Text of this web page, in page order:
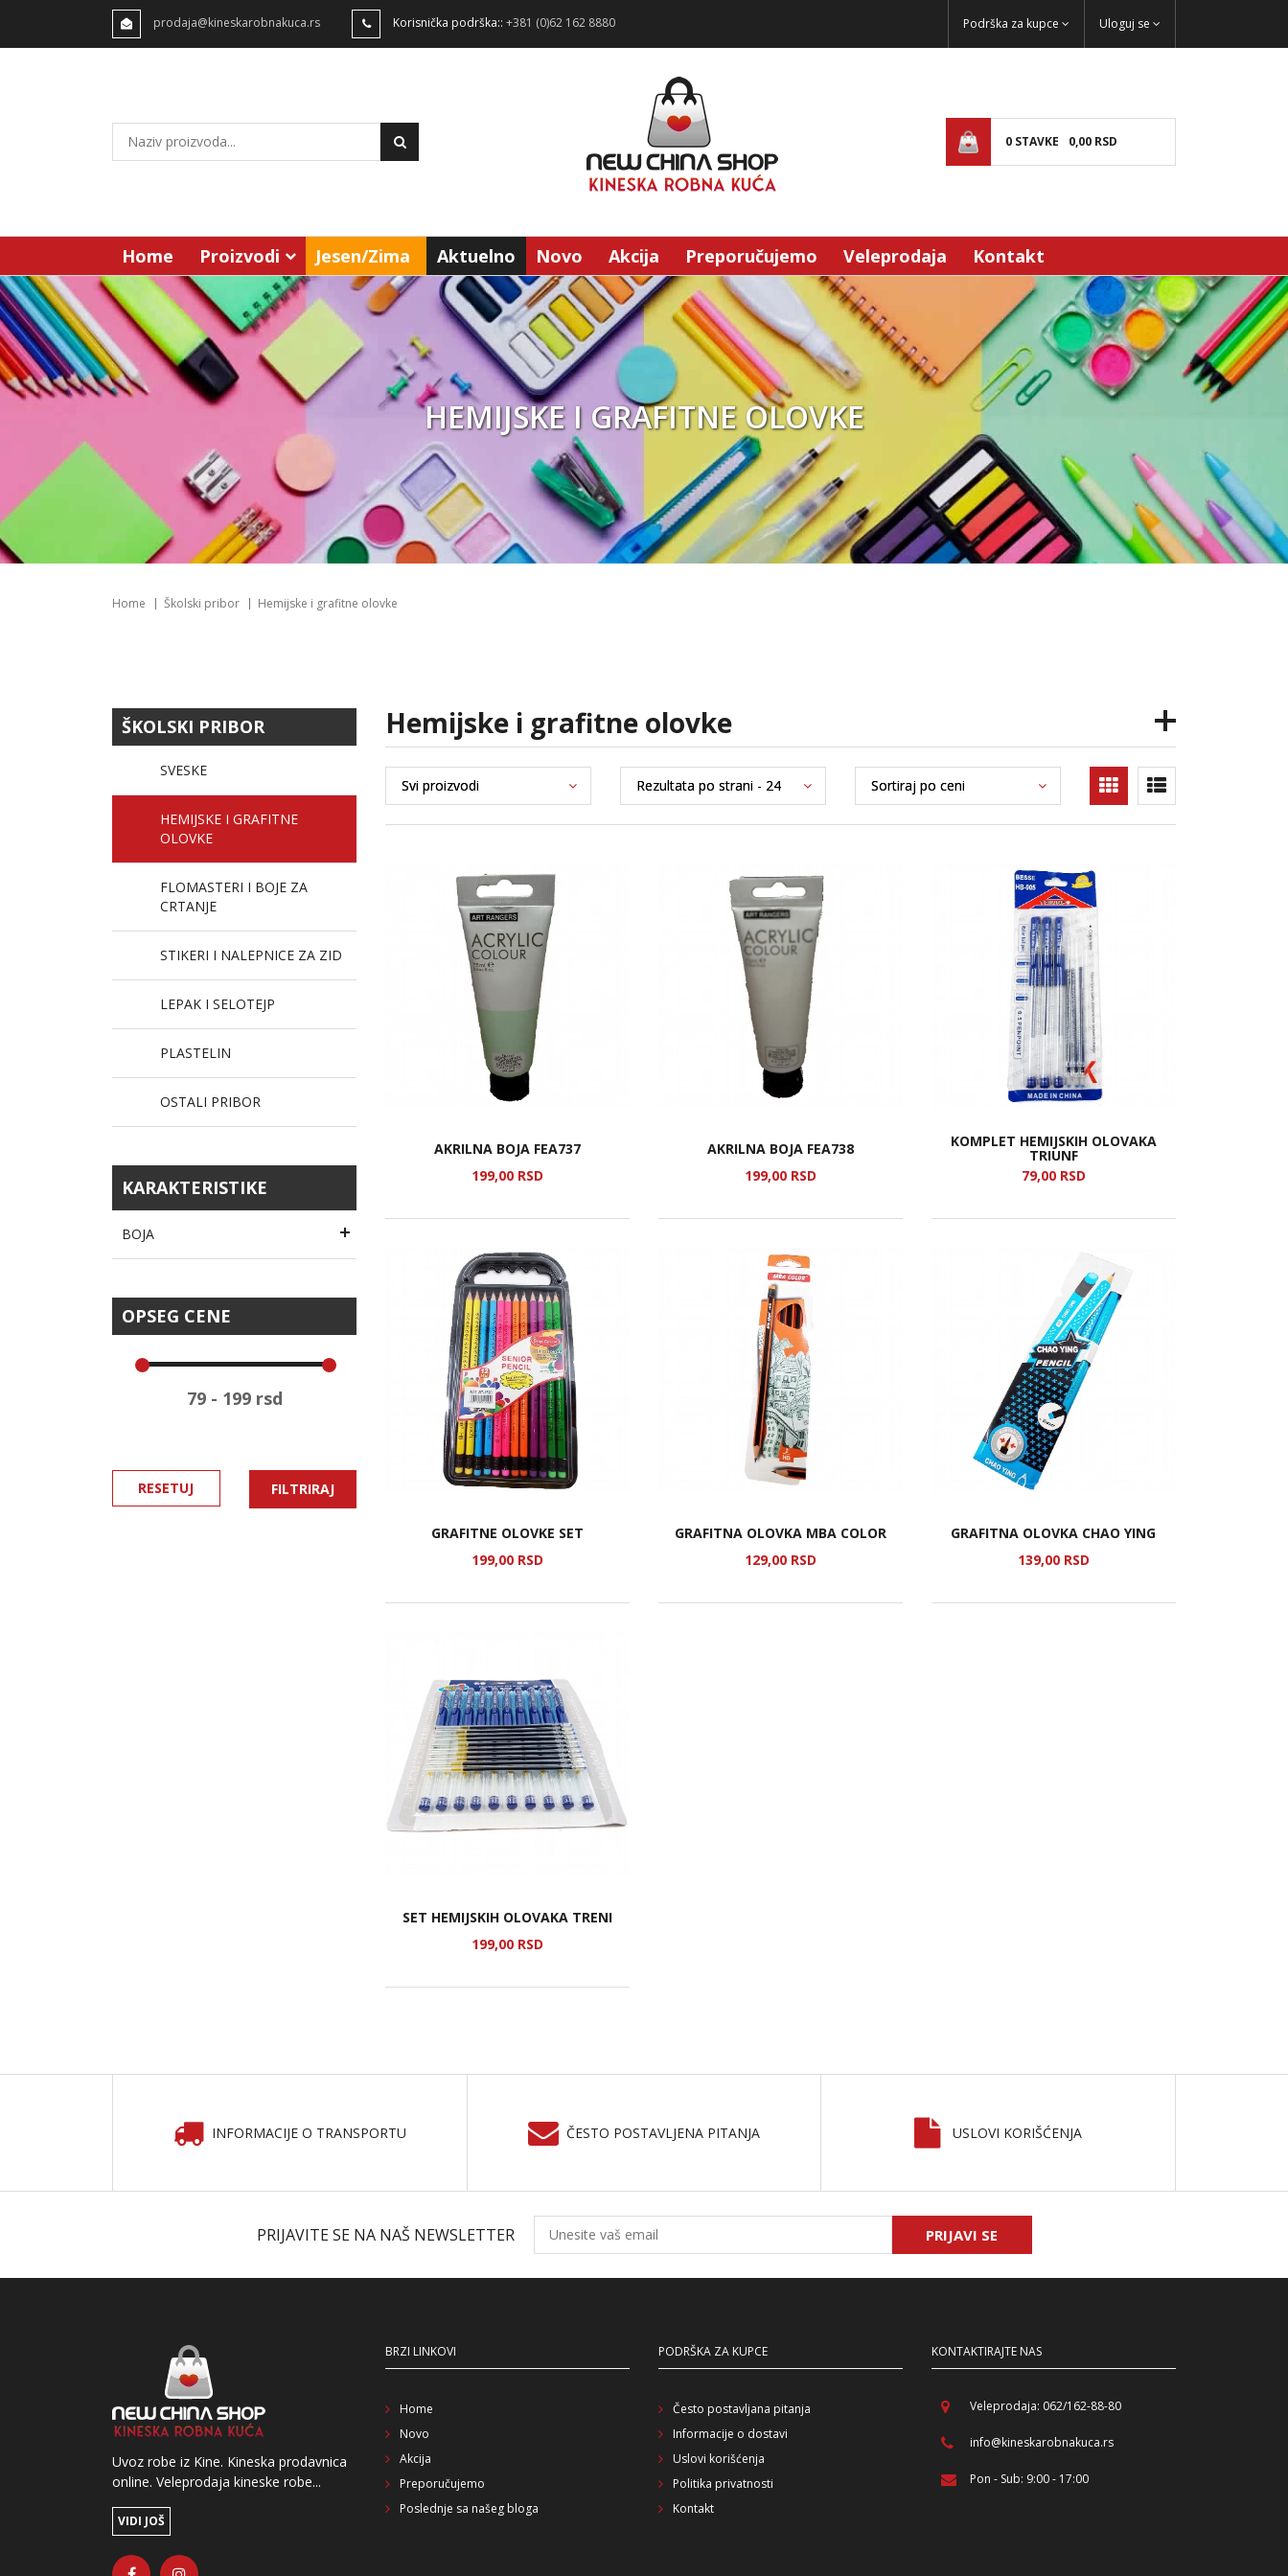
prodaja@kineskarobnakuca.rs Korisnička podrška:: +381 (0)62 162 8880 Podrška za kupce Uloguj se
0 STAVKE 0,00 RSD
Home Proizvodi Jesen/Zima Aktuelno Novo Akcija Preporučujemo Veleprodaja Kontakt
HEMIJSKE I GRAFITNE OLOVKE
Home Školski pribor Hemijske i grafitne olovke
ŠKOLSKI PRIBOR
SVESKE
HEMIJSKE I GRAFITNE
OLOVKE
FLOMASTERI I BOJE ZA
CRTANJE
STIKERI I NALEPNICE ZA ZID
LEPAK I SELOTEJP
PLASTELIN
OSTALI PRIBOR
KARAKTERISTIKE
BOJA
OPSEG CENE
RESETUJ FILTRIRAJ
hemijske i grafitne olovke
AKRILNA BOJA FEA737
199,00 RSD
AKRILNA BOJA FEA738
199,00 RSD
KOMPLET HEMIJSKIH OLOVAKA
TRIUNF
79,00 RSD
GRAFITNE OLOVKE SET
199,00 RSD
GRAFITNA OLOVKA MBA COLOR
129,00 RSD
GRAFITNA OLOVKA CHAO YING
139,00 RSD
SET HEMIJSKIH OLOVAKA TRENI
199,00 RSD
INFORMACIJE O TRANSPORTU ČESTO POSTAVLJENA PITANJA USLOVI KORIŠĆENJA
PRIJAVITE SE NA NAŠ NEWSLETTER PRIJAVI SE
Uvoz robe iz Kine. Kineska prodavnica
online. Veleprodaja kineske robe...
VIDI JOŠ
BRZI LINKOVI
Home
Novo
Akcija
Preporučujemo
Poslednje sa našeg bloga
PODRŠKA ZA KUPCE
Često postavljana pitanja
Informacije o dostavi
Uslovi korišćenja
Politika privatnosti
Kontakt
KONTAKTIRAJTE NAS
Veleprodaja: 062/162-88-80
info@kineskarobnakuca.rs
Pon - Sub: 9:00 - 17:00